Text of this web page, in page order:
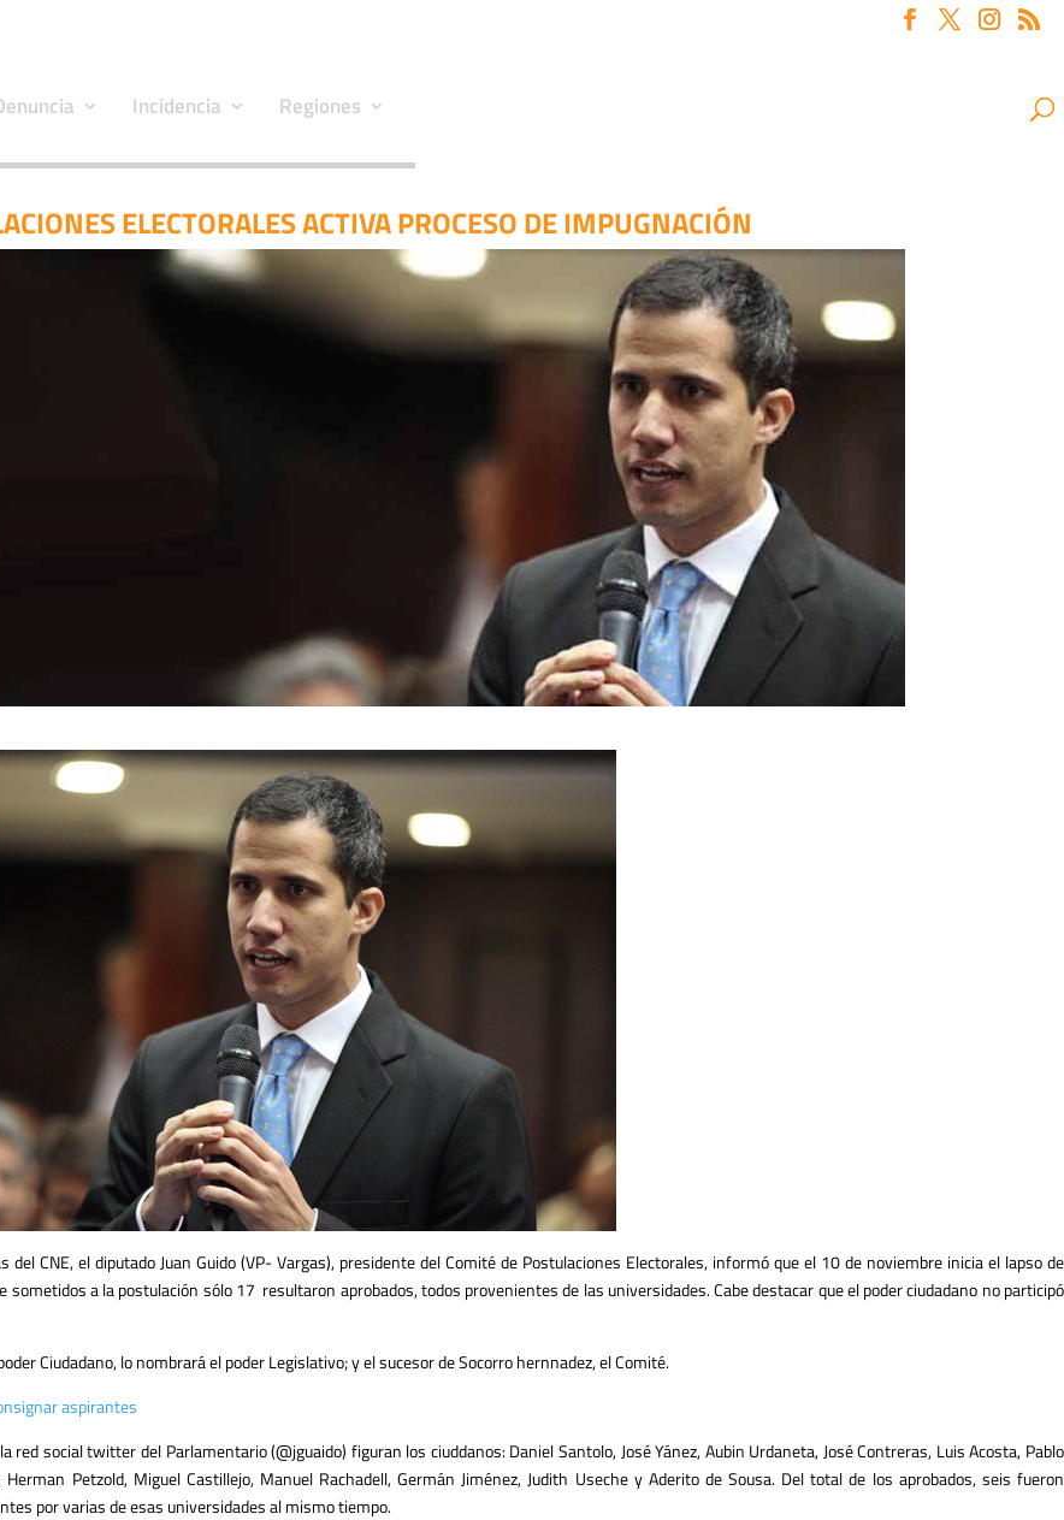
Incidencia Regiones
ELECTORALES ACTIVA PROCESO DE IMPUGNACIÓN
CNE, el diputado Juan Guido (VP- Vargas), presidente del Comité de Postulaciones Electorales, informó que el 10 de noviembre inicia el lapso de
a la postulación sólo 17 resultaron aprobados, todos provenientes de las universidades. Cabe destacar que el poder ciudadano no participó
Ciudadano, lo nombrará el poder Legislativo; y el sucesor de Socorro hernnadez, el Comité.
aspirantes
red social twitter del Parlamentario (@jguaido) figuran los ciuddanos: Daniel Santolo, José Yánez, Aubin Urdaneta, José Contreras, Luis Acosta, Pablo
Herman Petzold, Miguel Castillejo, Manuel Rachadell, Germán Jiménez, Judith Useche y Aderito de Sousa. Del total de los aprobados, seis fueron
por varias de esas universidades al mismo tiempo.